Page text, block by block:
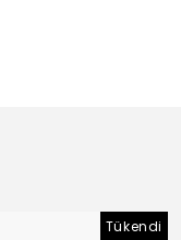
Tükendi